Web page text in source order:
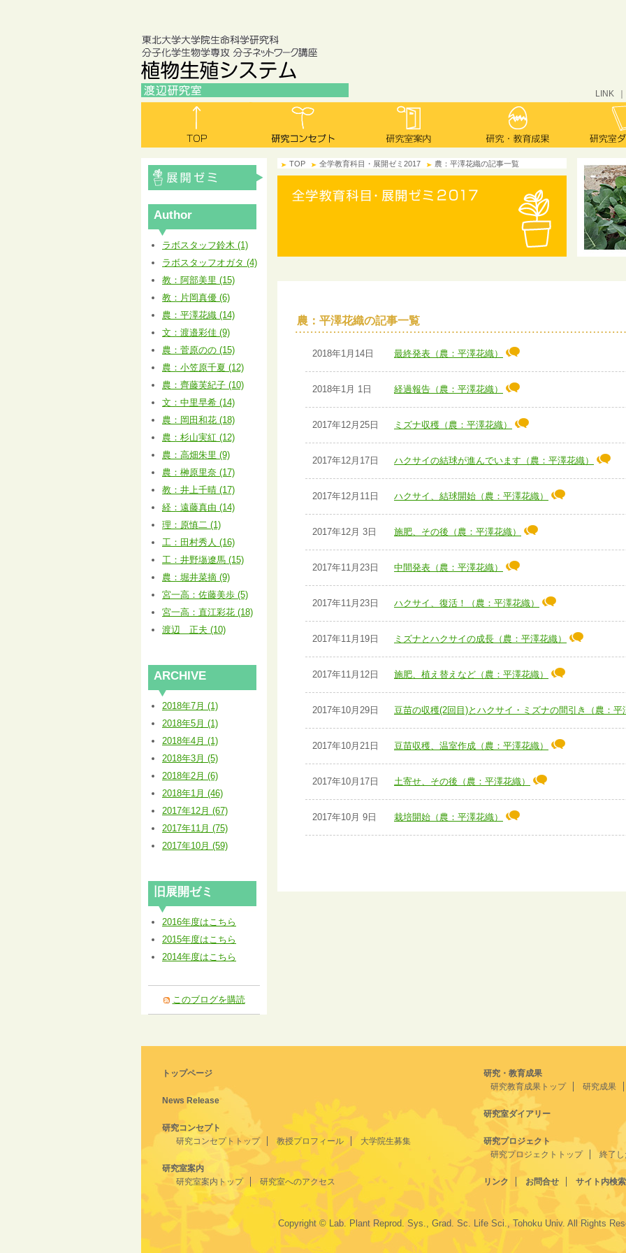
LINK
TOP 全学教育科目・展開ゼミ2017 農：平澤花織の記事一覧
農：平澤花織の記事一覧
2018年1月14日 最終発表（農：平澤花織）
2018年1月 1日 経過報告（農：平澤花織）
2017年12月25日 ミズナ収穫（農：平澤花織）
2017年12月17日 ハクサイの結球が進んでいます（農：平澤花織）
2017年12月11日 ハクサイ、結球開始（農：平澤花織）
2017年12月 3日 施肥、その後（農：平澤花織）
2017年11月23日 中間発表（農：平澤花織）
2017年11月23日 ハクサイ、復活！（農：平澤花織）
2017年11月19日 ミズナとハクサイの成長（農：平澤花織）
2017年11月12日 施肥、植え替えなど（農：平澤花織）
2017年10月29日 豆苗の収穫(2回目)とハクサイ・ミズナの間引き（農：平
2017年10月21日 豆苗収穫、温室作成（農：平澤花織）
2017年10月17日 土寄せ、その後（農：平澤花織）
2017年10月 9日 栽培開始（農：平澤花織）
Author
ラボスタッフ鈴木 (1)
ラボスタッフオガタ (4)
教：阿部美里 (15)
教：片岡真優 (6)
農：平澤花織 (14)
文：渡邉彩佳 (9)
農：菅原のの (15)
農：小笠原千夏 (12)
農：齊藤芙紀子 (10)
文：中里早希 (14)
農：岡田和花 (18)
農：杉山実紅 (12)
農：高畑朱里 (9)
農：榊原里奈 (17)
教：井上千晴 (17)
経：遠藤真由 (14)
理：原慎二 (1)
工：田村秀人 (16)
工：井野塲遼馬 (15)
農：堀井菜摘 (9)
宮一高：佐藤美歩 (5)
宮一高：直江彩花 (18)
渡辺 正夫 (10)
ARCHIVE
2018年7月 (1)
2018年5月 (1)
2018年4月 (1)
2018年3月 (5)
2018年2月 (6)
2018年1月 (46)
2017年12月 (67)
2017年11月 (75)
2017年10月 (59)
旧展開ゼミ
2016年度はこちら
2015年度はこちら
2014年度はこちら
このブログを購読
トップページ
News Release
研究コンセプト
研究コンセプトトップ
教授プロフィール 大学院生募集
研究室案内
研究室案内トップ
研究室へのアクセス
研究・教育成果
研究教育成果トップ
研究成果
研究室ダイアリー
研究プロジェクト
研究プロジェクトトップ
終了
リンク お問合せ サイト内検索
Copyright © Lab. Plant Reprod. Sys., Grad. Sc. Life Sci., Tohoku Univ. All Rights